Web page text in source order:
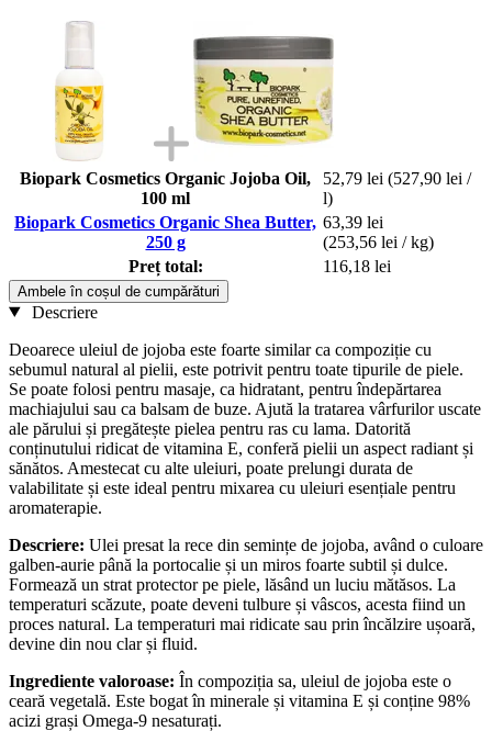
Biopark Cosmetics Organic Jojoba Oil,
100 ml
52,79 lei (527,90 lei /
l)
Biopark Cosmetics Organic Shea Butter,
250 g
63,39 lei
(253,56 lei / kg)
Preț total:
116,18 lei
Ambele în coșul de cumpărături
Descriere
Deoarece uleiul de jojoba este foarte similar ca compoziție cu
sebumul natural al pielii, este potrivit pentru toate tipurile de piele.
Se poate folosi pentru masaje, ca hidratant, pentru îndepărtarea
machiajului sau ca balsam de buze. Ajută la tratarea vârfurilor uscate
ale părului și pregătește pielea pentru ras cu lama. Datorită
conținutului ridicat de vitamina E, conferă pielii un aspect radiant și
sănătos. Amestecat cu alte uleiuri, poate prelungi durata de
valabilitate și este ideal pentru mixarea cu uleiuri esențiale pentru
aromaterapie.
Descriere: Ulei presat la rece din semințe de jojoba, având o culoare
galben-aurie până la portocalie și un miros foarte subtil și dulce.
Formează un strat protector pe piele, lăsând un luciu mătăsos. La
temperaturi scăzute, poate deveni tulbure și vâscos, acesta fiind un
proces natural. La temperaturi mai ridicate sau prin încălzire ușoară,
devine din nou clar și fluid.
Ingrediente valoroase: În compoziția sa, uleiul de jojoba este o
ceară vegetală. Este bogat în minerale și vitamina E și conține 98%
acizi grași Omega-9 nesaturați.